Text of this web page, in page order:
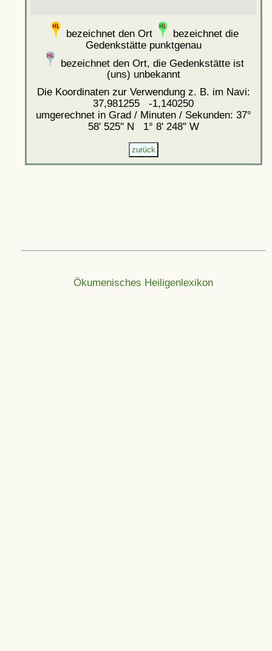
bezeichnet den Ort
bezeichnet die
Gedenkstätte punktgenau
bezeichnet den Ort, die Gedenkstätte ist
(uns) unbekannt
Die Koordinaten zur Verwendung z. B. im Navi:
37,981255 -1,140250
umgerechnet in Grad / Minuten / Sekunden: 37°
58' 525'' N 1° 8' 248'' W
Ökumenisches Heiligenlexikon